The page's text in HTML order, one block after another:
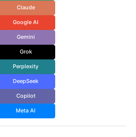
Claude
Google AI
Gemini
Grok
Perplexity
DeepSeek
Copilot
Meta AI